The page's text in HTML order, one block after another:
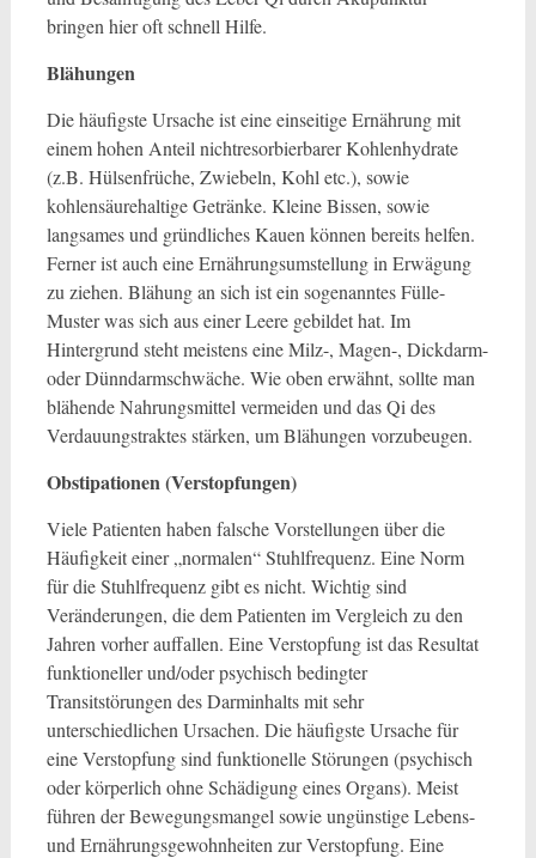
bringen hier oft schnell Hilfe.
Blähungen
Die häufigste Ursache ist eine einseitige Ernährung mit
einem hohen Anteil nichtresorbierbarer Kohlenhydrate
(z.B. Hülsenfrüche, Zwiebeln, Kohl etc.), sowie
kohlensäurehaltige Getränke. Kleine Bissen, sowie
langsames und gründliches Kauen können bereits helfen.
Ferner ist auch eine Ernährungsumstellung in Erwägung
zu ziehen. Blähung an sich ist ein sogenanntes Fülle-
Muster was sich aus einer Leere gebildet hat. Im
Hintergrund steht meistens eine Milz-, Magen-, Dickdarm-
oder Dünndarmschwäche. Wie oben erwähnt, sollte man
blähende Nahrungsmittel vermeiden und das Qi des
Verdauungstraktes stärken, um Blähungen vorzubeugen.
Obstipationen (Verstopfungen)
Viele Patienten haben falsche Vorstellungen über die
Häufigkeit einer „normalen“ Stuhlfrequenz. Eine Norm
für die Stuhlfrequenz gibt es nicht. Wichtig sind
Veränderungen, die dem Patienten im Vergleich zu den
Jahren vorher auffallen. Eine Verstopfung ist das Resultat
funktioneller und/oder psychisch bedingter
Transitstörungen des Darminhalts mit sehr
unterschiedlichen Ursachen. Die häufigste Ursache für
eine Verstopfung sind funktionelle Störungen (psychisch
oder körperlich ohne Schädigung eines Organs). Meist
führen der Bewegungsmangel sowie ungünstige Lebens-
und Ernährungsgewohnheiten zur Verstopfung. Eine